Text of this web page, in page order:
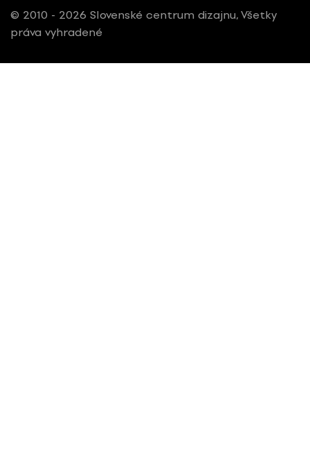
© 2010 - 2026 Slovenské centrum dizajnu, Všetky
práva vyhradené